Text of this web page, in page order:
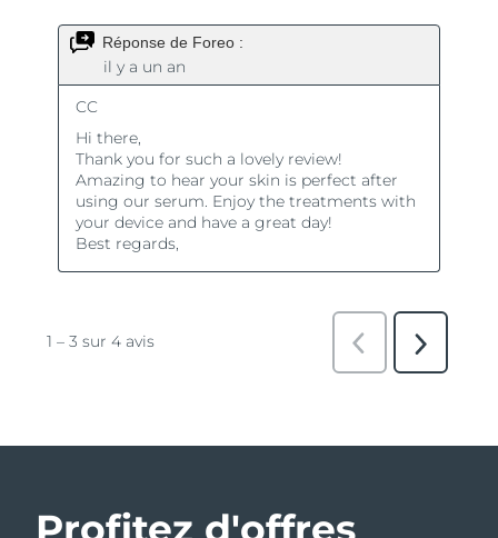
Profitez d'offres